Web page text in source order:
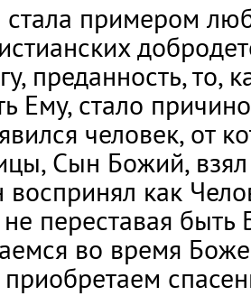
примером
преданность, то,
Ему, стало
человек, от
Сын Божий, взял
как
переставая быть
во время